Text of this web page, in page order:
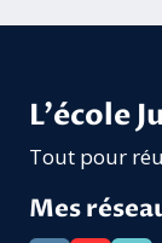
L'école
Tout pour
Mes